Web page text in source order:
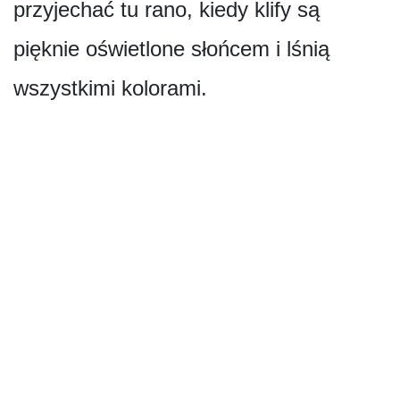
przyjechać tu rano, kiedy klify są
pięknie oświetlone słońcem i lśnią
wszystkimi kolorami.